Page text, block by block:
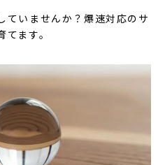
ていませんか？爆速対応のサ
ます。